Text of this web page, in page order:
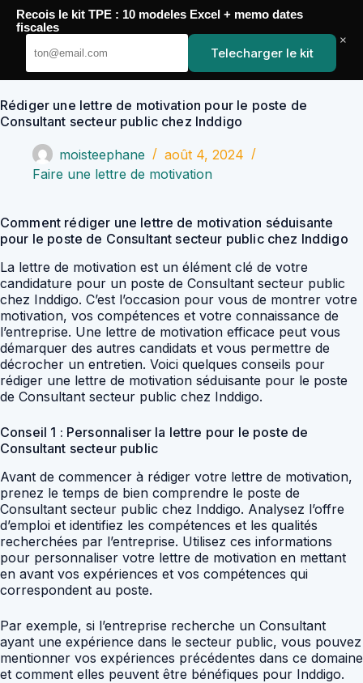
Passer
contenu
YoupiJobs
Rédiger une lettre de motivation pour le poste de
Consultant secteur public chez Inddigo
moisteephane
août 4, 2024
Faire une lettre de motivation
Comment rédiger une lettre de motivation séduisante
pour le poste de Consultant secteur public chez Inddigo
La lettre de motivation est un élément clé de votre
candidature pour un poste de Consultant secteur public
chez Inddigo. C’est l’occasion pour vous de montrer votre
motivation, vos compétences et votre connaissance de
l’entreprise. Une lettre de motivation efficace peut vous
démarquer des autres candidats et vous permettre de
décrocher un entretien. Voici quelques conseils pour
rédiger une lettre de motivation séduisante pour le poste
de Consultant secteur public chez Inddigo.
Conseil 1 : Personnaliser la lettre pour le poste de
Consultant secteur public
Avant de commencer à rédiger votre lettre de motivation,
prenez le temps de bien comprendre le poste de
Consultant secteur public chez Inddigo. Analysez l’offre
d’emploi et identifiez les compétences et les qualités
recherchées par l’entreprise. Utilisez ces informations
pour personnaliser votre lettre de motivation en mettant
en avant vos expériences et vos compétences qui
correspondent au poste.
Par exemple, si l’entreprise recherche un Consultant
ayant une expérience dans le secteur public, vous pouvez
mentionner vos expériences précédentes dans ce domaine
et comment elles peuvent être bénéfiques pour Inddigo.
Recois le kit TPE : 10 modeles Excel + memo dates
fiscales
Telecharger le kit
×